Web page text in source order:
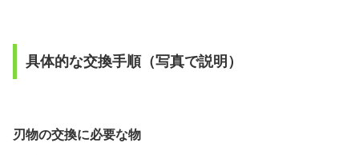
具体的な交換手順（写真で説明）
刃物の交換に必要な物